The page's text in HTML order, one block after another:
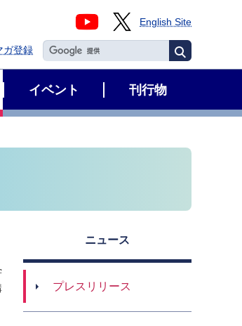
English Site
ガ登録
イベント 刊行物
ニュース
プレスリリース